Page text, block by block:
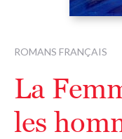
ROMANS FRANÇAIS
La
les